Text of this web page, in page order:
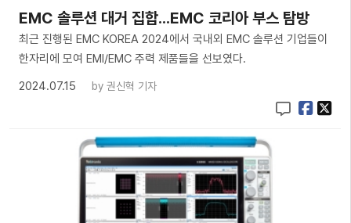
EMC 솔루션 대거 집합...EMC 코리아 부스 탐방
최근 진행된 EMC KOREA 2024에서 국내외 EMC 솔루션 기업들이
한자리에 모여 EMI/EMC 주력 제품들을 선보였다.
2024.07.15
by 권신혁 기자